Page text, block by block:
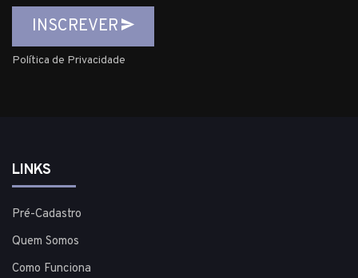
INSCREVER
Política de Privacidade
LINKS
Pré-Cadastro
Quem Somos
Como Funciona